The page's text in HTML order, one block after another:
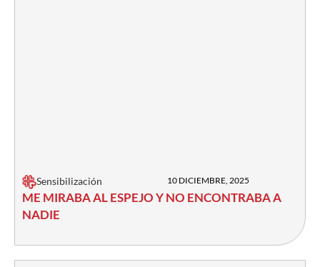
Sensibilización 10 DICIEMBRE, 2025
ME MIRABA AL ESPEJO Y NO ENCONTRABA A
NADIE